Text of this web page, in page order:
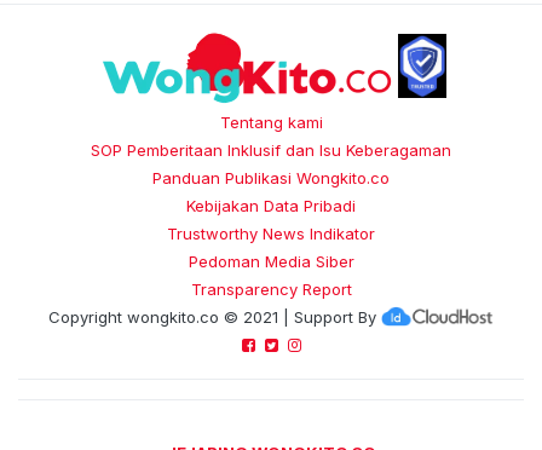
Tentang kami
SOP Pemberitaan Inklusif dan Isu Keberagaman
Panduan Publikasi Wongkito.co
Kebijakan Data Pribadi
Trustworthy News Indikator
Pedoman Media Siber
Transparency Report
Copyright wongkito.co © 2021 | Support By